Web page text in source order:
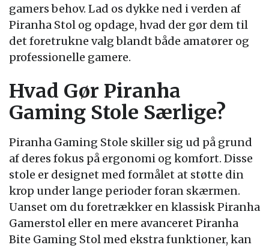
gamers behov. Lad os dykke ned i verden af
Piranha Stol og opdage, hvad der gør dem til
det foretrukne valg blandt både amatører og
professionelle gamere.
Hvad Gør Piranha
Gaming Stole Særlige?
Piranha Gaming Stole skiller sig ud på grund
af deres fokus på ergonomi og komfort. Disse
stole er designet med formålet at støtte din
krop under lange perioder foran skærmen.
Uanset om du foretrækker en klassisk Piranha
Gamerstol eller en mere avanceret Piranha
Bite Gaming Stol med ekstra funktioner, kan